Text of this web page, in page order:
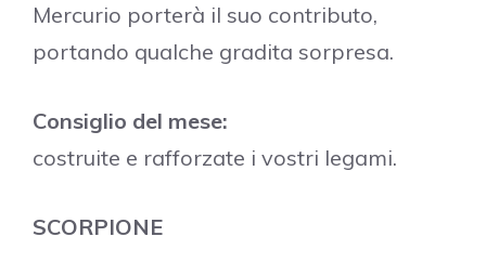
Mercurio porterà il suo contributo,
portando qualche gradita sorpresa.
Consiglio del mese:
costruite e rafforzate i vostri legami.
SCORPIONE